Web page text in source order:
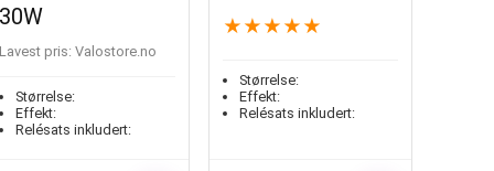
30W
Lavest pris: valostore.no
Størrelse:
Effekt:
Relésats inkludert:
★ ★ ★ ★ ★
Størrelse:
Effekt:
Relésats inkludert: